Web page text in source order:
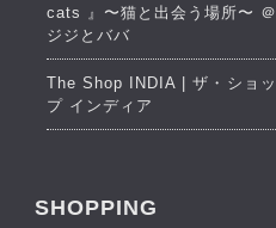
cats 』〜猫と出会う場所〜 ＠
ジジとババ
The Shop INDIA | ザ・ショッ
プ インディア
SHOPPING